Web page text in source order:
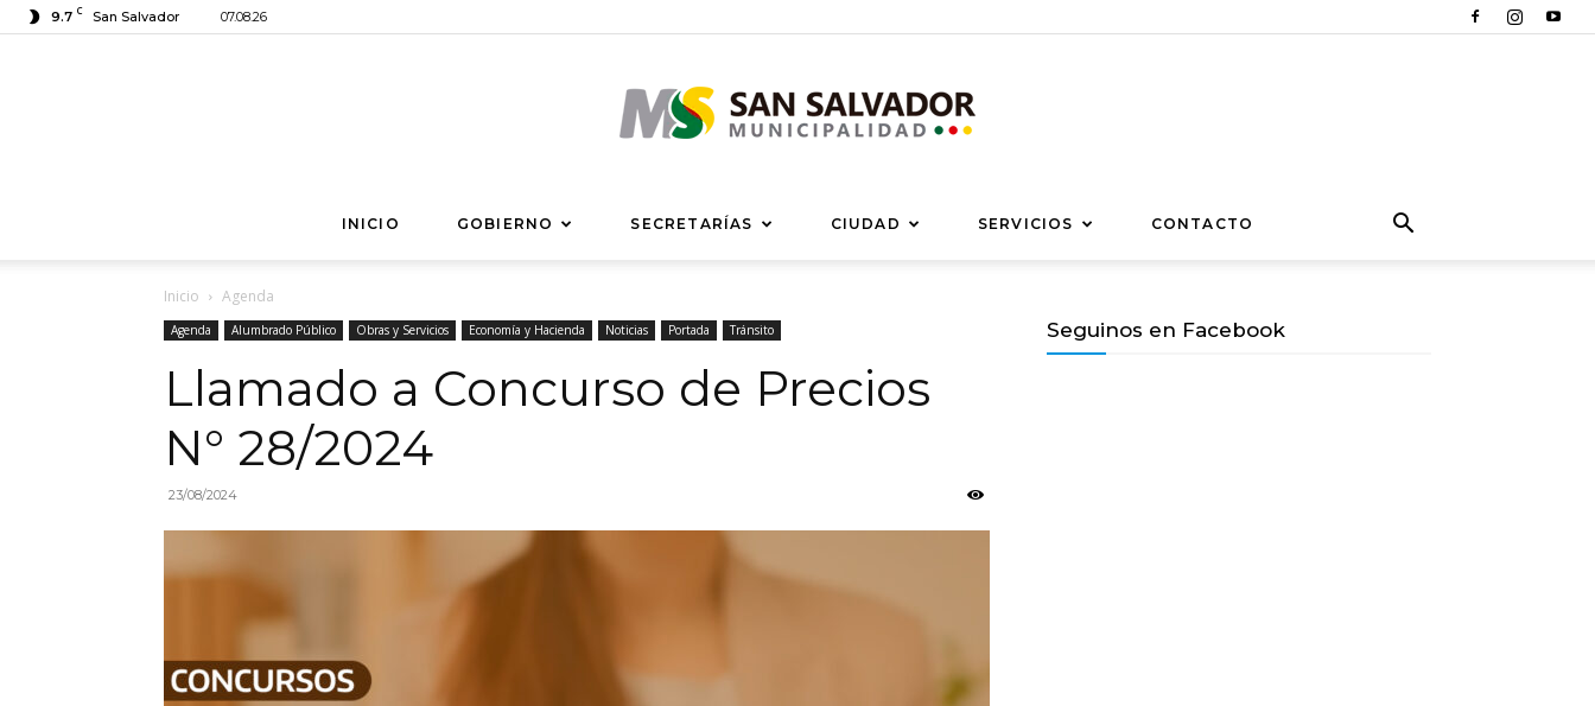
9.7 C San Salvador 07.08.26
Municipalidad
INICIO GOBIERNO SECRETARÍAS CIUDAD SERVICIOS CONTACTO
Inicio Agenda
Agenda Alumbrado Público Obras y Servicios Economía y Hacienda Noticias Portada Tránsito
Llamado a Concurso de Precios
N° 28/2024
23/08/2024
Seguinos en Facebook